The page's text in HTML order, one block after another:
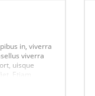
in, viverra
viverra
uisque
Etiam